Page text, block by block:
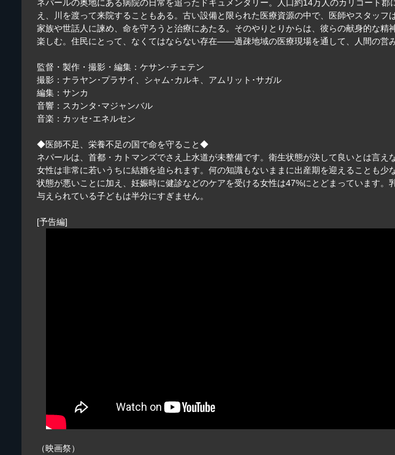
ネパールの奥地にある病院の日常を追ったドキュメンタリー。人口約14万人のカリコート
え、川を渡って来院することもある。古い設備と限られた医療資源の中で、医師やスタッ
家族や世話人に諫め、命を守ろうと治療にあたる。そのやりとりからは、彼らの献身的な
楽しむ。住民にとって、なくてはならない存在――過疎地域の医療現場を通して、人間の営
監督・製作・撮影・編集：ケサン･チェテン
撮影：ナラヤン･プラサイ、シャム･カルキ、アムリット･サガル
編集：サンカ
音響：スカンタ･マジャンバル
音楽：カッセ･エネルセン
◆医師不足、栄養不足の国で命を守ること◆
ネパールは、首都・カトマンズでさえ上水道が未整備です。衛生状態が決して良いとは言
女性は非常に若いうちに結婚を迫られます。何の知識もないままに出産期を迎えることも
状態が悪いことに加え、妊娠時に健診などのケアを受ける女性は47%にとどまっています
与えられている子どもは半分にすぎません。
[予告編]
（映画祭）